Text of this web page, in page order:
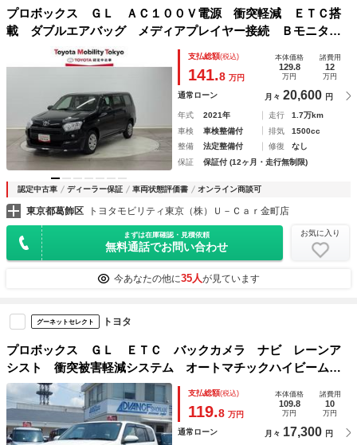
プロボックス ＧＬ ＡＣ１００Ｖ電源 衝突軽減 ＥＴＣ搭
載 ダブルエアバッグ メディアプレイヤー接続 Ｂモニタ
点検記録簿 イモビライザー ワンセグＴＶ 運転席エアバッ
ク ドライブレコーダー ＥＳＣ ＴＶ ＡＣ ＡＢＳ
支払総額(税込)
141.8 万円
本体価格
129.8
万円
諸費用
12
万円
通常ローン 月々 20,600 円
年式 2021年 走行
1.7万km
車検
車検整備付 排気
1500cc
整備
法定整備付 修復
なし
保証
保証付 (12ヶ月・走行無制限)
認定中古車 ディーラー保証 車両状態評価書 オンライン商談可
東京都葛飾区 トヨタモビリティ東京（株）Ｕ－Ｃａｒ金町店
まずは在庫確認・見積依頼
無料通話でお問い合わせ
お気に入り
今あなたの他に35人が見ています
グーネットセレクト トヨタ
プロボックス ＧＬ ＥＴＣ バックカメラ ナビ レーンア
シスト 衝突被害軽減システム オートマチックハイビーム
キーレスエントリー 電動格納ミラー ＡＴ ＡＢＳ ＥＳ
Ｃ エアコン パワーステアリング パワーウィンドウ
支払総額(税込)
119.8 万円
本体価格
109.8
万円
諸費用
10
万円
通常ローン 月々 17,300 円